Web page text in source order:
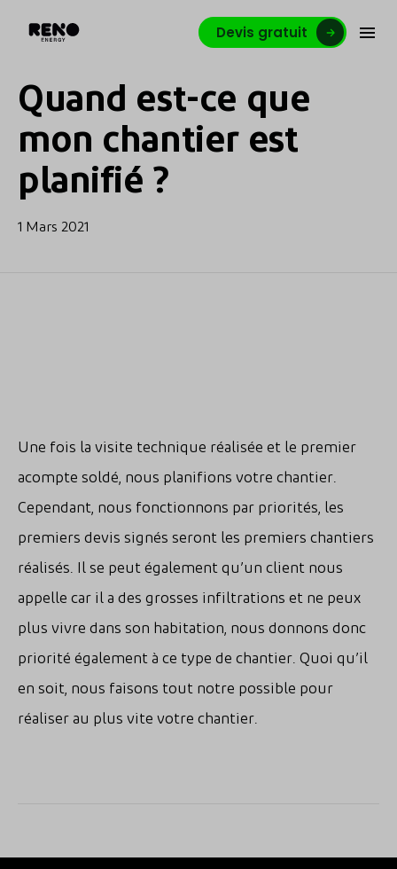
Devis gratuit
Quand est-ce que
mon chantier est
planifié ?
1 Mars 2021
Une fois la visite technique réalisée et le premier
acompte soldé, nous planifions votre chantier.
Cependant, nous fonctionnons par priorités, les
premiers devis signés seront les premiers chantiers
réalisés. Il se peut également qu’un client nous
appelle car il a des grosses infiltrations et ne peux
plus vivre dans son habitation, nous donnons donc
priorité également à ce type de chantier. Quoi qu’il
en soit, nous faisons tout notre possible pour
réaliser au plus vite votre chantier.